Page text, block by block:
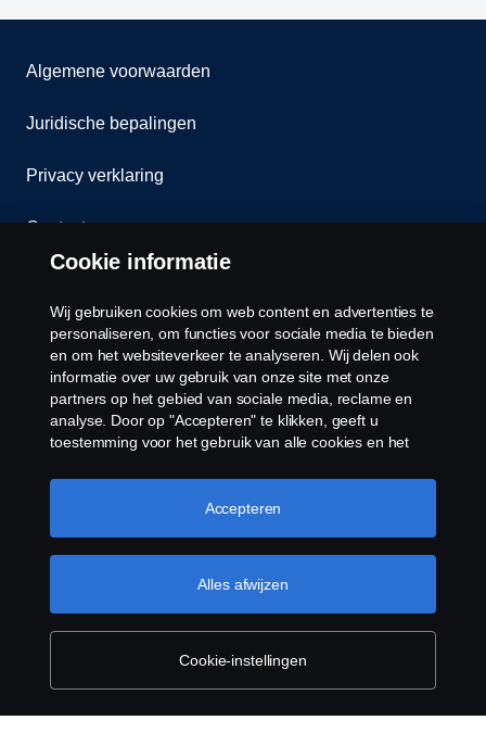
Algemene voorwaarden
Juridische bepalingen
Privacy verklaring
Contact
Cookiebeleid
Cookies
Voorbehouden. Scania Nederland B.V. Postbus
9598 4801 LN, Spinveld 57, 4815 HV Breda / T +31
(0)76-5254 000 KvK-nummer: 27136821
Cookie informatie
Wij gebruiken cookies om web content en advertenties te
personaliseren, om functies voor sociale media te bieden
en om het websiteverkeer te analyseren. Wij delen ook
informatie over uw gebruik van onze site met onze
partners op het gebied van sociale media, reclame en
analyse. Door op "Accepteren" te klikken, geeft u
toestemming voor het gebruik van alle cookies en het
door op "Cookie Instellingen" te klikken en de
categorieën te selecteren die u wilt accepteren. Voor een
Meer informatie over uw privacy
Cookie-instellingen
Alles afwijzen
Accepteren